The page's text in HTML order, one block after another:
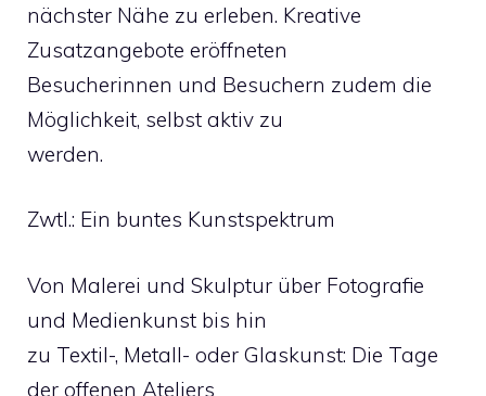
nächster Nähe zu erleben. Kreative
Zusatzangebote eröffneten
Besucherinnen und Besuchern zudem die
Möglichkeit, selbst aktiv zu
werden.
Zwtl.: Ein buntes Kunstspektrum
Von Malerei und Skulptur über Fotografie
und Medienkunst bis hin
zu Textil-, Metall- oder Glaskunst: Die Tage
der offenen Ateliers